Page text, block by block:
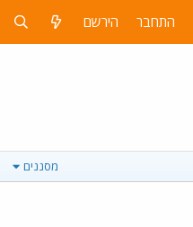
התחבר הירשם
מסננים